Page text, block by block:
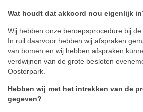
Wat houdt dat akkoord nou eigenlijk
Wij hebben onze beroepsprocedure bij de
In ruil daarvoor hebben wij afspraken
van bomen en wij hebben afspraken
verdwijnen van de grote besloten
Oosterpark.
Hebben wij met het intrekken van de
gegeven?